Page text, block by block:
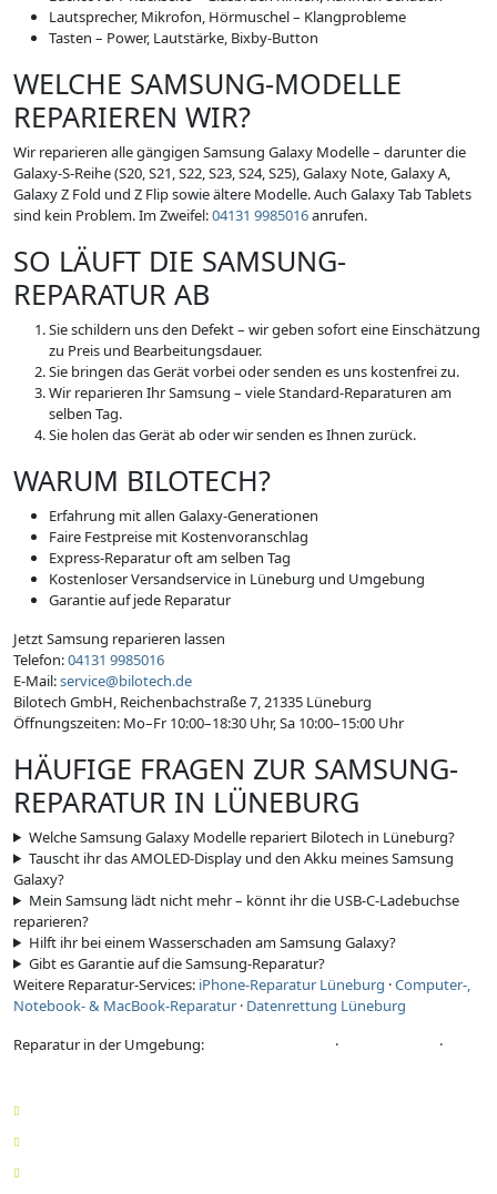
Lautsprecher, Mikrofon, Hörmuschel– Klangprobleme
Tasten – Power, Lautstärke, Bixby-Button
WELCHE SAMSUNG-MODELLE
REPARIEREN WIR?
Wir reparieren alle gängigen Samsung Galaxy Modelle – darunter die
Galaxy-S-Reihe (S20, S21, S22, S23, S24, S25), Galaxy Note, Galaxy A,
Galaxy Z Fold und Z Flip sowie ältere Modelle. Auch Galaxy Tab Tablets
sind kein Problem. Im Zweifel:04131 9985016anrufen.
SO LÄUFT DIE SAMSUNG-
REPARATUR AB
Sie schildern uns den Defekt – wir geben sofort eine Einschätzung
zu Preis und Bearbeitungsdauer.
Sie bringen das Gerät vorbei oder senden es uns kostenfrei zu.
Wir reparieren Ihr Samsung – viele Standard-Reparaturen am
selben Tag.
Sie holen das Gerät ab oder wir senden es Ihnen zurück.
WARUM BILOTECH?
Erfahrung mit allen Galaxy-Generationen
Faire Festpreise mit Kostenvoranschlag
Express-Reparatur oft am selben Tag
Kostenloser Versandservice in Lüneburg und Umgebung
Garantie auf jede Reparatur
Jetzt Samsung reparieren lassen
Telefon:04131 9985016
E-Mail:service@bilotech.de
Bilotech GmbH, Reichenbachstraße 7, 21335 Lüneburg
Öffnungszeiten: Mo–Fr 10:00–18:30 Uhr, Sa 10:00–15:00 Uhr
HÄUFIGE FRAGEN ZUR SAMSUNG-
REPARATUR IN LÜNEBURG
Welche Samsung Galaxy Modelle repariert Bilotech in Lüneburg?
Tauscht ihr das AMOLED-Display und den Akku meines Samsung
Galaxy?
Mein Samsung lädt nicht mehr – könnt ihr die USB-C-Ladebuchse
reparieren?
Hilft ihr bei einem Wasserschaden am Samsung Galaxy?
Gibt es Garantie auf die Samsung-Reparatur?
Weitere Reparatur-Services: iPhone-Reparatur Lüneburg ·Computer-,
Notebook- & MacBook-Reparatur · Datenrettung Lüneburg
Reparatur in der Umgebung:
·
·